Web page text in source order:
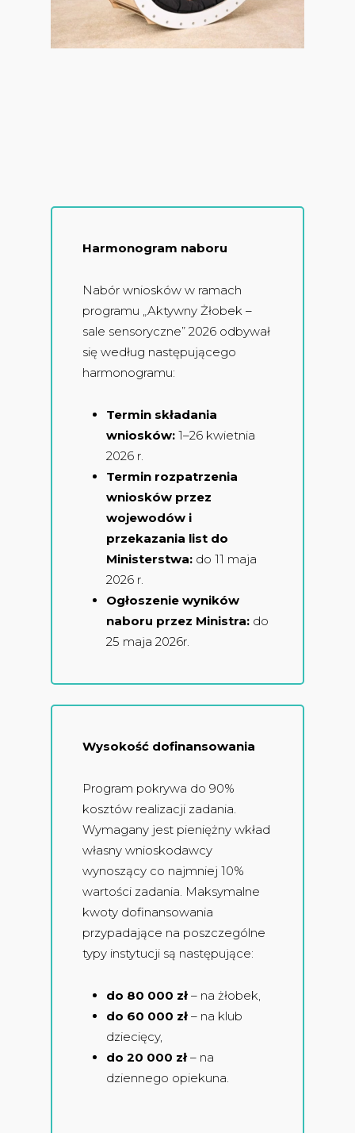
Harmonogram naboru
Nabór wniosków w ramach
programu „Aktywny Żłobek –
sale sensoryczne” 2026 odbywał
się według następującego
harmonogramu:
Termin składania
wniosków: 1–26 kwietnia
2026 r.
Termin rozpatrzenia
wniosków przez
wojewodów i
przekazania list do
Ministerstwa: do 11 maja
2026 r.
Ogłoszenie wyników
naboru przez Ministra: do
25 maja 2026r.
Wysokość dofinansowania
Program pokrywa do 90%
kosztów realizacji zadania.
Wymagany jest pieniężny wkład
własny wnioskodawcy
wynoszący co najmniej 10%
wartości zadania. Maksymalne
kwoty dofinansowania
przypadające na poszczególne
typy instytucji są następujące:
do 80 000 zł– na żłobek,
do 60 000 zł– na klub
dziecięcy,
do 20 000 zł– na
dziennego opiekuna.